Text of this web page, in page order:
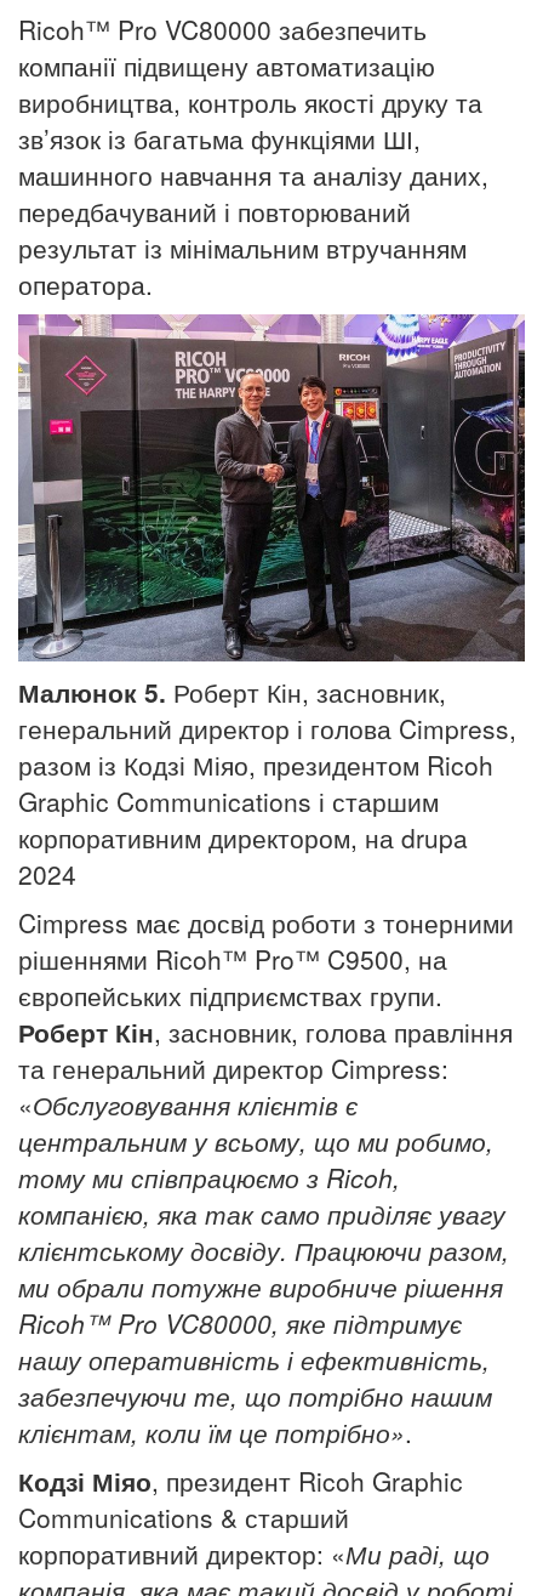
Ricoh™ Pro VC80000 забезпечить
компанії підвищену автоматизацію
виробництва, контроль якості друку та
зв’язок із багатьма функціями ШІ,
машинного навчання та аналізу даних,
передбачуваний і повторюваний
результат із мінімальним втручанням
оператора.
Малюнок 5. Роберт Кін, засновник,
генеральний директор і голова Cimpress,
разом із Кодзі Міяо, президентом Ricoh
Graphic Communications і старшим
корпоративним директором, на drupa
2024
Cimpress має досвід роботи з тонерними
рішеннями Ricoh™ Pro™ C9500, на
європейських підприємствах групи.
Роберт Кін, засновник, голова правління
та генеральний директор Cimpress:
«Обслуговування клієнтів є
центральним у всьому, що ми робимо,
тому ми співпрацюємо з Ricoh,
компанією, яка так само приділяє увагу
клієнтському досвіду. Працюючи разом,
ми обрали потужне виробниче рішення
Ricoh™ Pro VC80000, яке підтримує
нашу оперативність і ефективність,
забезпечуючи те, що потрібно нашим
клієнтам, коли їм це потрібно».
Кодзі Міяо, президент Ricoh Graphic
Communications & старший
корпоративний директор: «Ми раді, що